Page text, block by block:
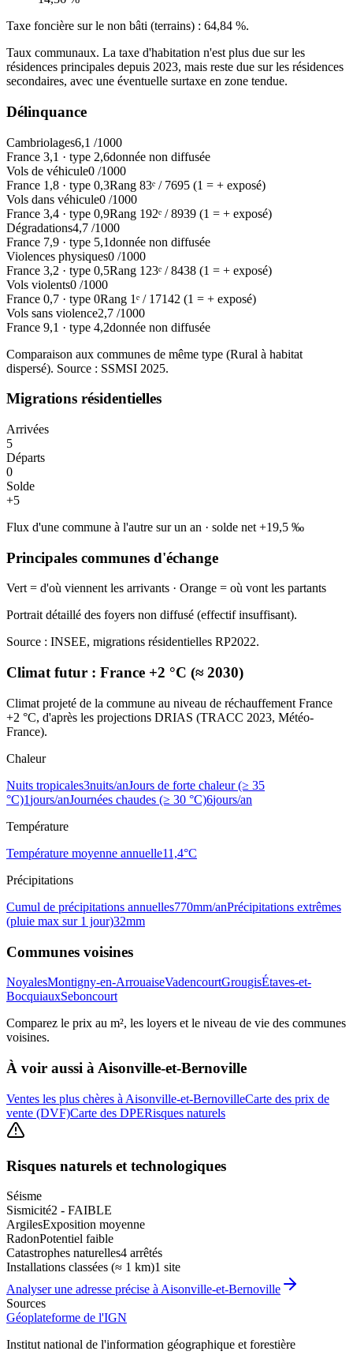
Taxe foncière sur le non bâti (terrains) : 64,84 %.
Taux communaux. La taxe d'habitation n'est plus due sur les
résidences principales depuis 2023, mais reste due sur les résidences
secondaires, avec une éventuelle surtaxe en zone tendue.
Délinquance
Cambriolages6,1 /1000
France 3,1 · type 2,6donnée non diffusée
Vols de véhicule0 /1000
France 1,8 · type 0,3Rang 83ᵉ / 7695 (1 = + exposé)
Vols dans véhicule0 /1000
France 3,4 · type 0,9Rang 192ᵉ /8939 (1 = + exposé)
Dégradations4,7 /1000
France 7,9 · type 5,1donnée non diffusée
Violences physiques0 /1000
France 3,2 · type 0,5Rang 123ᵉ /8438 (1 = + exposé)
Vols violents0 /1000
France 0,7 · type 0Rang 1ᵉ / 17142 (1 = + exposé)
Vols sans violence2,7 /1000
France 9,1 · type 4,2donnée non diffusée
Comparaison aux communes de même type (Rural à habitat
dispersé). Source : SSMSI 2025.
Migrations résidentielles
Arrivées
5
Départs
0
Solde
+5
Flux d'une commune à l'autre sur un an · solde net +19,5 ‰
Principales communes d'échange
Vert = d'où viennent les arrivants · Orange = où vont les partants
Portrait détaillé des foyers non diffusé (effectif insuffisant).
Source : INSEE, migrations résidentielles RP2022.
Climat futur : France +2 °C (≈ 2030)
Climat projeté de la commune au niveau de réchauffement France
+2 °C, d'après les projections DRIAS (TRACC 2023, Météo-
France).
Chaleur
Nuits tropicales3nuits/anJours de forte chaleur (≥ 35
°C)1jours/anJournées chaudes (≥ 30 °C)6jours/an
Température
Température moyenne annuelle11,4°C
Précipitations
Cumul de précipitations annuelles770mm/anPrécipitations extrêmes
(pluie max sur 1 jour)32mm
Communes voisines
NoyalesMontigny-en-ArrouaiseVadencourtGrougisÉtaves-et-
BocquiauxSeboncourt
Comparez le prix au m², les loyers et le niveau de vie des communes
voisines.
À voir aussi à Aisonville-et-Bernoville
Ventes les plus chères à Aisonville-et-BernovilleCarte des prix de
vente (DVF)Carte des DPERisques naturels
Risques naturels et technologiques
Séisme
Sismicité2 - FAIBLE
ArgilesExposition moyenne
RadonPotentiel faible
Catastrophes naturelles4 arrêtés
Installations classées (≈ 1 km)1 site
Analyser une adresse précise à Aisonville-et-Bernoville
Sources
Géoplateforme de l'IGN
Institut national de l'information géographique et forestière